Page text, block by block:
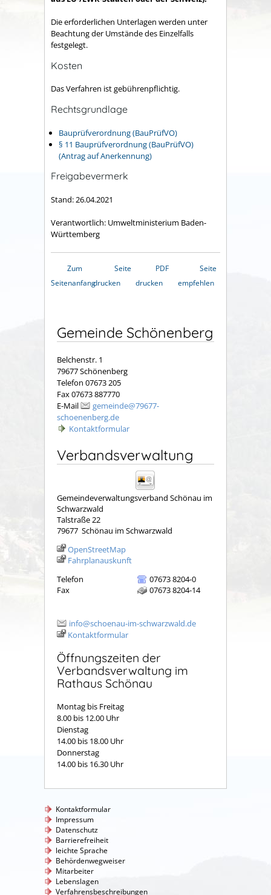
Die erforderlichen Unterlagen werden unter
Beachtung der Umstände des Einzelfalls
festgelegt.
Kosten
Das Verfahren ist gebührenpflichtig.
Rechtsgrundlage
Bauprüfverordnung (BauPrüfVO)
§ 11 Bauprüfverordnung (BauPrüfVO)
(Antrag auf Anerkennung)
Freigabevermerk
Stand: 26.04.2021
Verantwortlich: Umweltministerium Baden-
Württemberg
Zum
Seitenanfang
Seite
drucken
PDF
drucken
Seite
empfehlen
Gemeinde Schönenberg
Belchenstr. 1
79677 Schönenberg
Telefon 07673 205
Fax 07673 887770
E-Mail
gemeinde@79677-
schoenenberg.de
Kontaktformular
Verbandsverwaltung
Gemeindeverwaltungsverband Schönau im
Schwarzwald
Talstraße 22
79677 Schönau im Schwarzwald
OpenStreetMap
Fahrplanauskunft
Telefon
07673 8204-0
Fax
07673 8204-14
info@schoenau-im-schwarzwald.de
Kontaktformular
Öffnungszeiten der
Verbandsverwaltung im
Rathaus Schönau
Montag bis Freitag
8.00 bis 12.00 Uhr
Dienstag
14.00 bis 18.00 Uhr
Donnerstag
14.00 bis 16.30 Uhr
Kontaktformular
Impressum
Datenschutz
Barrierefreiheit
leichte Sprache
Behördenwegweiser
Mitarbeiter
Lebenslagen
Verfahrensbeschreibungen